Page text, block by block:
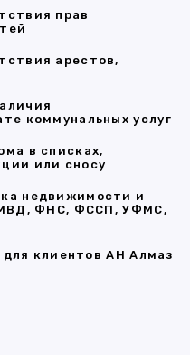
прав
арестов,
коммунальных услуг
в списках,
или сносу
недвижимости и
МВД, ФНС, ФССП, УФМС,
клиентов АН Алмаз